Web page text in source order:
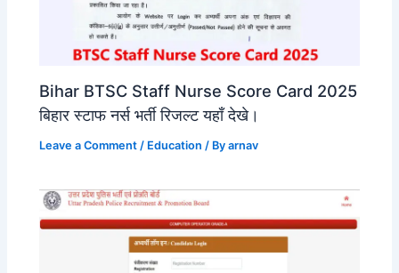
Bihar BTSC Staff Nurse Score Card 2025
बिहार स्टाफ नर्स भर्ती रिजल्ट यहाँ देखे।
Leave a Comment / Education / Byarnav